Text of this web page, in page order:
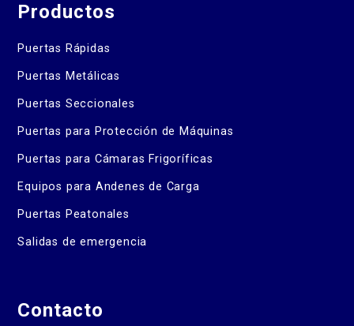
Productos
Puertas Rápidas
Puertas Metálicas
Puertas Seccionales
Puertas para Protección de Máquinas
Puertas para Cámaras Frigoríficas
Equipos para Andenes de Carga
Puertas Peatonales
Salidas de emergencia
Contacto